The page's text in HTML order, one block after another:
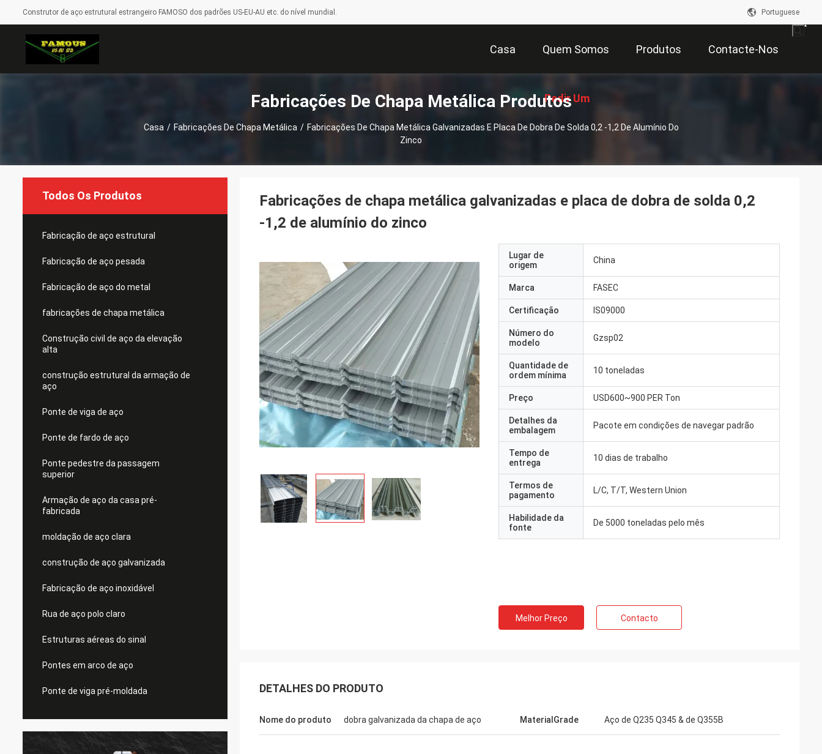
Construtor de aço estrutural estrangeiro FAMOSO dos padrões US-EU-AU etc. do nível mundial. Portuguese
Casa Quem Somos Produtos Contacte-Nos
Pedir Um
Fabricações De Chapa Metálica Produtos
Casa / Fabricações De Chapa Metálica / Fabricações De Chapa Metálica Galvanizadas E Placa De Dobra De Solda 0,2 -1,2 De Alumínio Do
Zinco
Todos Os Produtos
Fabricação de aço estrutural
Fabricação de aço pesada
Fabricação de aço do metal
fabricações de chapa metálica
Construção civil de aço da elevação
alta
construção estrutural da armação de
aço
Ponte de viga de aço
Ponte de fardo de aço
Ponte pedestre da passagem
superior
Armação de aço da casa pré-
fabricada
moldação de aço clara
construção de aço galvanizada
Fabricação de aço inoxidável
Rua de aço polo claro
Estruturas aéreas do sinal
Pontes em arco de aço
Ponte de viga pré-moldada
Fabricações de chapa metálica galvanizadas e placa de dobra de solda 0,2
-1,2 de alumínio do zinco
Lugar de
origem
China
Marca FASEC
Certificação IS09000
Número do
modelo
Gzsp02
Quantidade de
ordem mínima
10 toneladas
Preço USD600~900 PER Ton
Detalhes da
embalagem
Pacote em condições de navegar padrão
Tempo de
entrega
10 dias de trabalho
Termos de
pagamento
L/C, T/T, Western Union
Habilidade da
fonte
De 5000 toneladas pelo mês
Melhor Preço Contacto
DETALHES DO PRODUTO
Nome do produto dobra galvanizada da chapa de aço MaterialGrade Aço de Q235 Q345 & de Q355B